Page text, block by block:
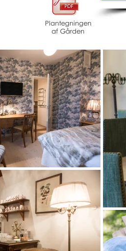
Plantegningen
af ​​Gården